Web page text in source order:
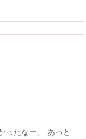
ったなー。 あっと